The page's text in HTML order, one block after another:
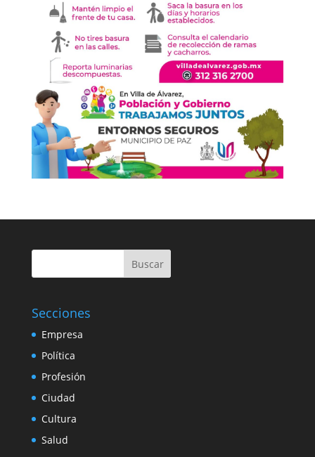
Buscar
Secciones
Empresa
Política
Profesión
Ciudad
Cultura
Salud